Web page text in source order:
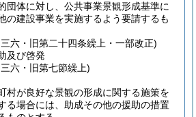
団体に対し、公共事業景観形成基準に
の建設事業を実施するよう要請するも
六・旧第二十四条繰上・一部改正)
及び啓発
六・旧第七節繰上)
村が良好な景観の形成に関する施策を
る場合には、助成その他の援助の措置